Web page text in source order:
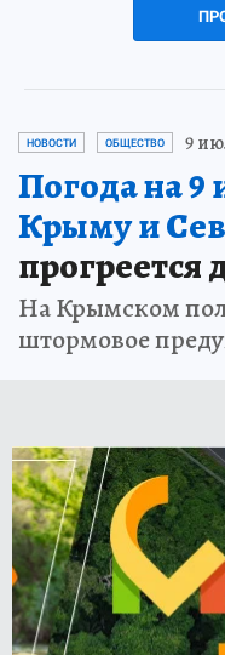
НОВОСТИ ОБЩЕСТВО 9
Погода на 9
Крыму и
прогреется
На Крымском
штормовое